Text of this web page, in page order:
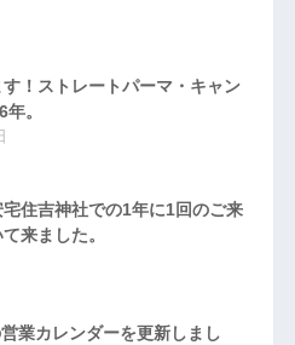
！ストレートパーマ・キャン
。
宅住吉神社での1年に1回のご来
来ました。
業カレンダーを更新しまし